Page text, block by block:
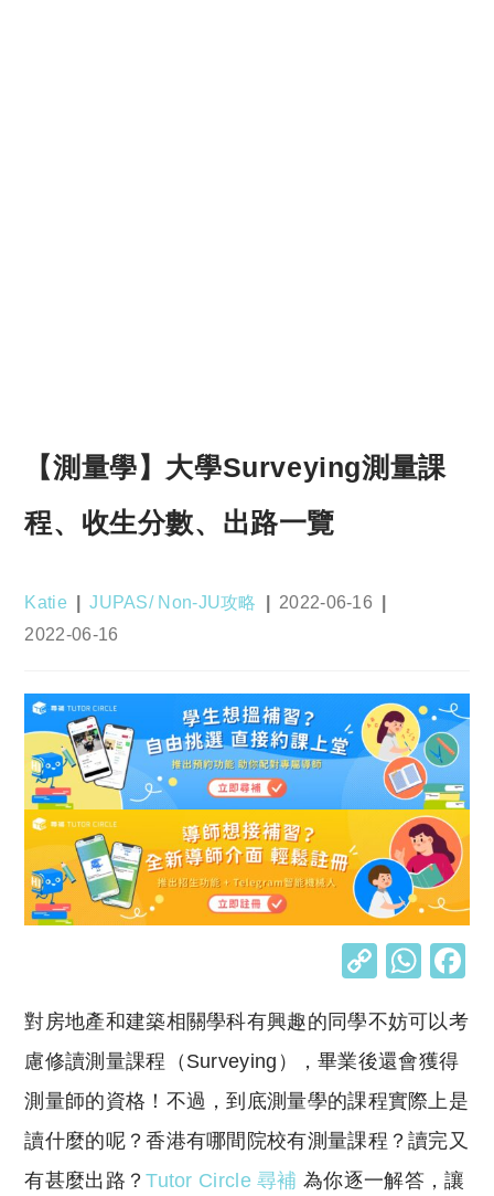
【測量學】大學Surveying測量課
程、收生分數、出路一覽
Post
Katie
Post
JUPAS/ Non-JU攻略
Post
2022-06-16
Post
2022-06-16
C
p
y
Li
n
k
W
at
s
A
p
p
對房地產和建築相關學科有興趣的同學不妨可以考
慮修讀測量課程（Surveying），畢業後還會獲得
測量師的資格！不過，到底測量學的課程實際上是
讀什麼的呢？香港有哪間院校有測量課程？讀完又
有甚麼出路？Tutor Circle 尋補 為你逐一解答，讓